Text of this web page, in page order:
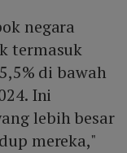
negara
termasuk
di bawah
Ini
lebih besar
mereka,"